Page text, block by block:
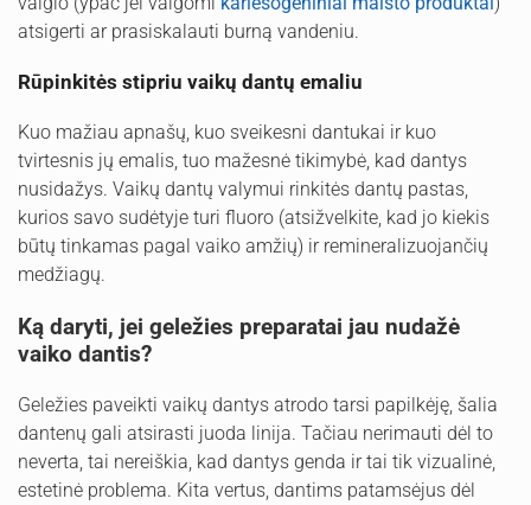
atsigerti ar prasiskalauti burną vandeniu.
Rūpinkitės stipriu vaikų dantų emaliu
Kuo mažiau apnašų, kuo sveikesni dantukai ir kuo
tvirtesnis jų emalis, tuo mažesnė tikimybė, kad dantys
nusidažys. Vaikų dantų valymui rinkitės dantų pastas,
kurios savo sudėtyje turi fluoro (atsižvelkite, kad jo kiekis
būtų tinkamas pagal vaiko amžių) ir remineralizuojančių
medžiagų.
Ką daryti, jei geležies preparatai jau nudažė
vaiko dantis?
Geležies paveikti vaikų dantys atrodo tarsi papilkėję, šalia
dantenų gali atsirasti juoda linija. Tačiau nerimauti dėl to
neverta, tai nereiškia, kad dantys genda ir tai tik vizualinė,
estetinė problema. Kita vertus, dantims patamsėjus dėl